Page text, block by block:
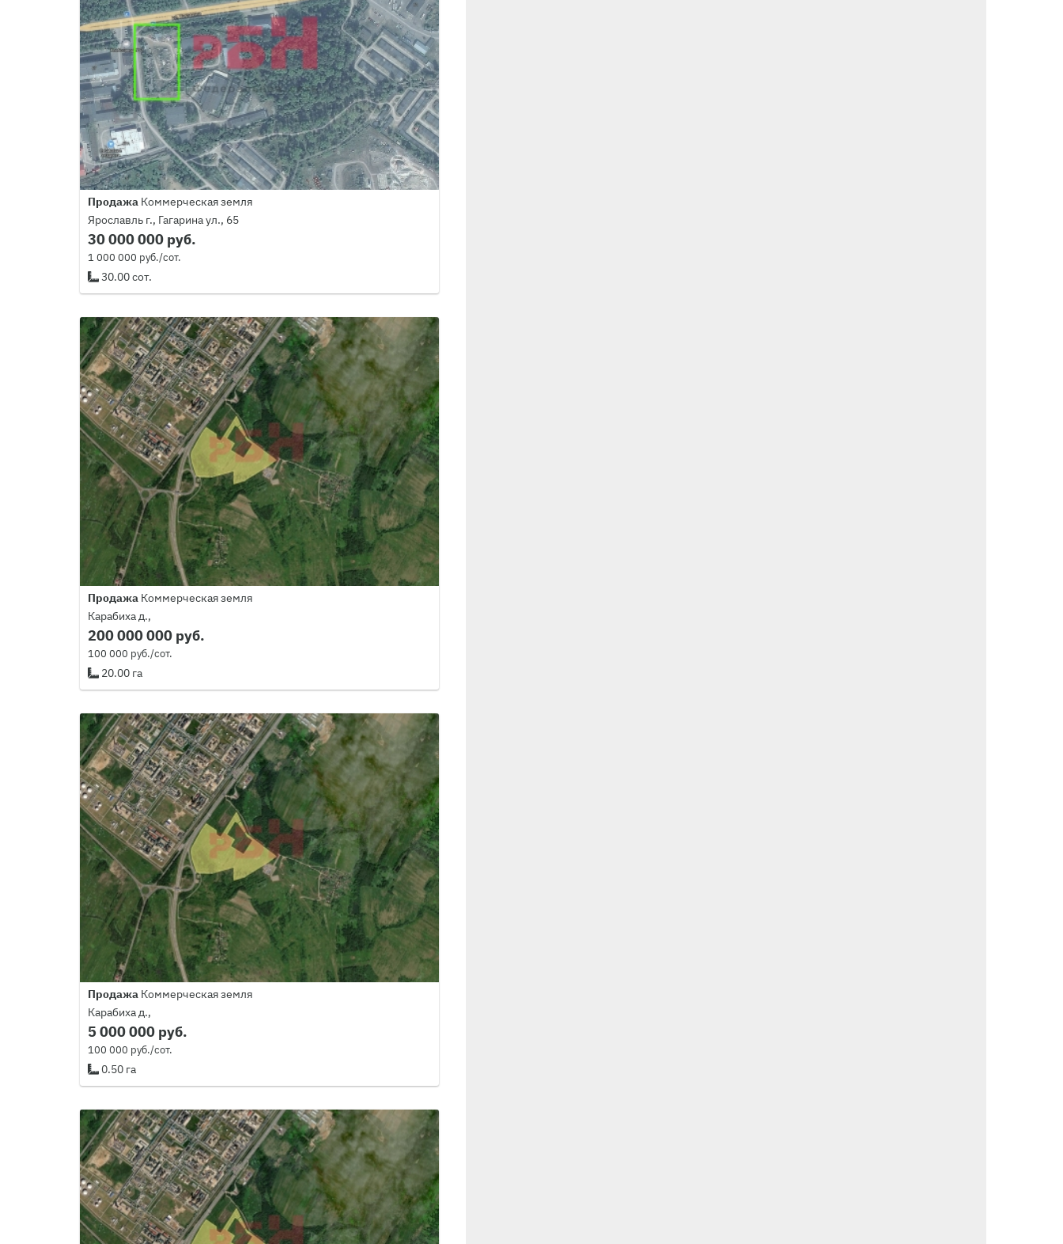
Продажа Коммерческая земля
Ярославль г., Гагарина ул., 65
30 000 000 руб.
1 000 000 руб./сот.
30.00 сот.
Продажа Коммерческая земля
Карабиха д.,
200 000 000 руб.
100 000 руб./сот.
20.00 га
Продажа Коммерческая земля
Карабиха д.,
5 000 000 руб.
100 000 руб./сот.
0.50 га